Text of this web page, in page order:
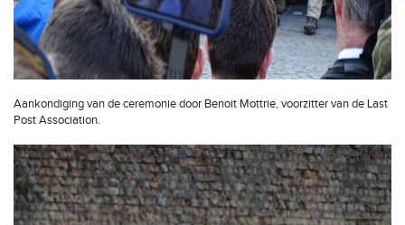
Aankondiging van de ceremonie door Benoit Mottrie, voorzitter van de Last
Post Association.